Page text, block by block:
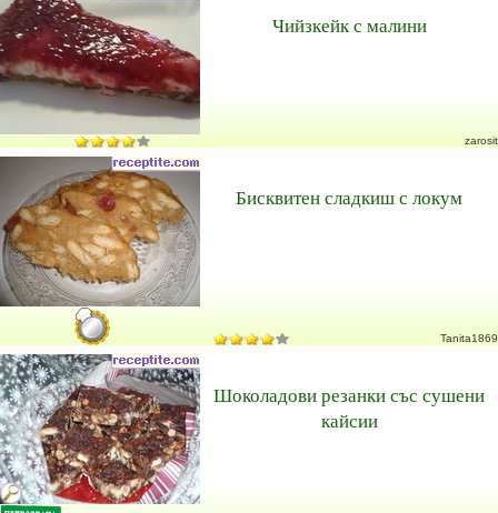
Чийзкейк с малини
zarosit
Бисквитен сладкиш с локум
Tanita1869
Шоколадови резанки със сушени
кайсии